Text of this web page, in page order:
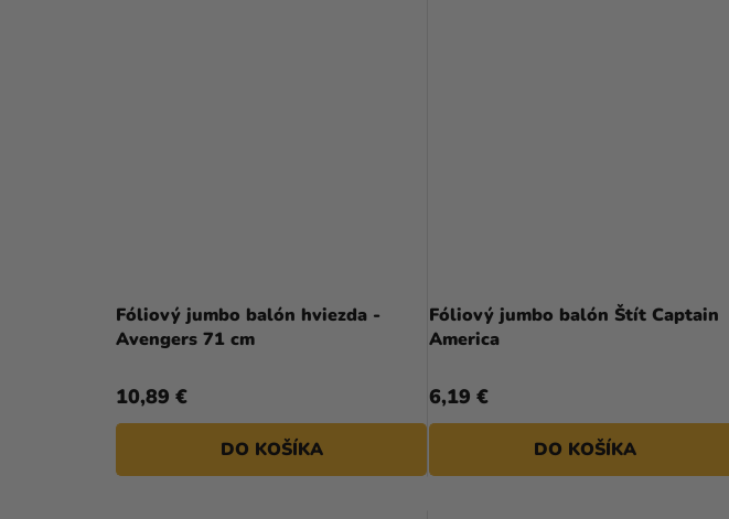
Fóliový jumbo balón hviezda -
Avengers 71 cm
10,89 €
DO KOŠÍKA
Fóliový jumbo balón Štít Captain
America
6,19 €
DO KOŠÍKA